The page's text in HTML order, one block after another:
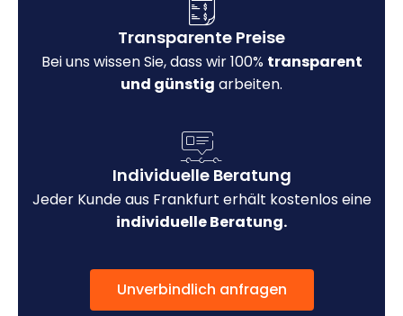
Transparente Preise
Bei uns wissen Sie, dass wir 100% transparent
und günstig arbeiten.
Individuelle Beratung
Jeder Kunde aus Frankfurt erhält kostenlos eine
individuelle Beratung.
Unverbindlich anfragen